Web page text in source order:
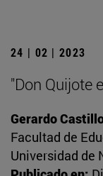
24 | 02 | 2023
"Don Quijote
Gerardo
Facultad de
Universidad de